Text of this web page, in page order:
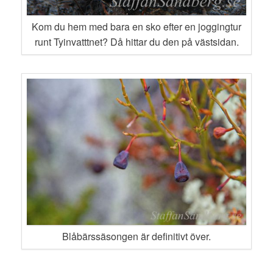
Kom du hem med bara en sko efter en joggingtur
runt Tyinvatttnet? Då hittar du den på västsidan.
Blåbärssäsongen är definitivt över.